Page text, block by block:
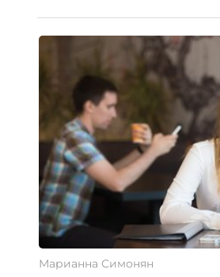
Марианна Симонян